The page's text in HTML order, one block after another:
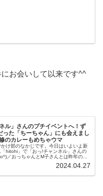
お会いして以来です^^
ル」さんのプチイベントへ！ず
った「ちーちゃん」にも会えまし
のカレーもめちゃウマ
かけ部のなかじです。今日はいよいよ新
hitohi」で「おっ!チャンネル」さんの
／おっちゃんとM子さんとは昨年の11
2024.04.27